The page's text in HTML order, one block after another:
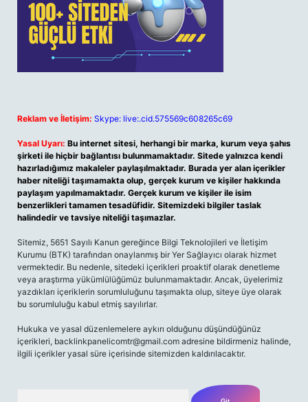
Reklam ve İletişim: Skype: live:.cid.575569c608265c69
Yasal Uyarı: Bu internet sitesi, herhangi bir marka, kurum veya şahıs
şirketi ile hiçbir bağlantısı bulunmamaktadır. Sitede yalnızca kendi
hazırladığımız makaleler paylaşılmaktadır. Burada yer alan içerikler
haber niteliği taşımamakta olup, gerçek kurum ve kişiler hakkında
paylaşım yapılmamaktadır. Gerçek kurum ve kişiler ile isim
benzerlikleri tamamen tesadüfidir. Sitemizdeki bilgiler taslak
halindedir ve tavsiye niteliği taşımazlar.
Sitemiz, 5651 Sayılı Kanun gereğince Bilgi Teknolojileri ve İletişim
Kurumu (BTK) tarafından onaylanmış bir Yer Sağlayıcı olarak hizmet
vermektedir. Bu nedenle, sitedeki içerikleri proaktif olarak denetleme
veya araştırma yükümlülüğümüz bulunmamaktadır. Ancak, üyelerimiz
yazdıkları içeriklerin sorumluluğunu taşımakta olup, siteye üye olarak
bu sorumluluğu kabul etmiş sayılırlar.
Hukuka ve yasal düzenlemelere aykırı olduğunu düşündüğünüz
içerikleri, backlinkpanelicomtr@gmail.com adresine bildirmeniz halinde,
ilgili içerikler yasal süre içerisinde sitemizden kaldırılacaktır.